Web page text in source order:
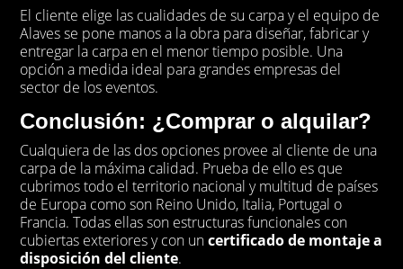
El cliente elige las cualidades de su carpa y el equipo de
Alaves se pone manos a la obra para diseñar, fabricar y
entregar la carpa en el menor tiempo posible. Una
opción a medida ideal para grandes empresas del
sector de los eventos.
Conclusión: ¿Comprar o alquilar?
Cualquiera de las dos opciones provee al cliente de una
carpa de la máxima calidad. Prueba de ello es que
cubrimos todo el territorio nacional y multitud de países
de Europa como son Reino Unido, Italia, Portugal o
Francia. Todas ellas son estructuras funcionales con
cubiertas exteriores y con uncertificado de montaje a
disposición del cliente.